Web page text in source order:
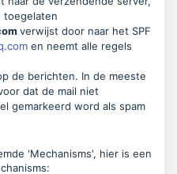
toegelaten
verwijst door naar het SPF
en neemt alle regels
de berichten. In de meeste
dat de mail niet
gemarkeerd word als spam
'Mechanisms', hier is een